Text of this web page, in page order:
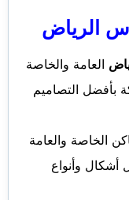
الرياض
العامة والخاصة
بأفضل التصاميم
الخاصة والعامة
أشكال وأنواع